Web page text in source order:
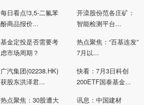
每日看点!3,5-二氟苯
酚商品报价...
开滦股份范各庄矿：
智能检测平台...
基金定投是否需要考
虑市场周期？
热点聚焦：“百基连发”
7月以...
广汽集团(02238.HK)
获股东洪泽君...
快看：7月3日科创
200ETF国泰基金...
热点聚焦：30股遭大
讯息：中国建材